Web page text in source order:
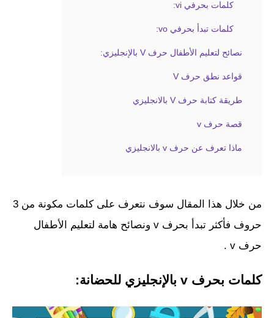
كلمات بحرفي vi:
كلمات تبدأ بحرفي vo:
نصائح لتعليم الأطفال حرف V بالإنجليزي:
قواعد نطق حرف V
طريقة كتابة حرف V بالانجليزي
قصة حرف v
ماذا تعرف عن حرف v بالانجليزي
من خلال هذا المقال سوف نتعرف على كلمات مكونة من 3
حروف فأكثر تبدأ بحرف v ونصائح هامة لتعليم الأطفال
حرف v .
كلمات بحرف v بالإنجليزي للحضانة: